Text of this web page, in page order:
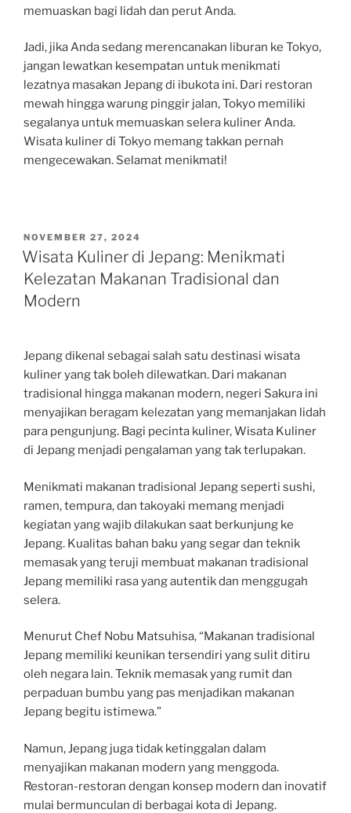
memuaskan bagi lidah dan perut Anda.
Jadi, jika Anda sedang merencanakan liburan ke Tokyo,
jangan lewatkan kesempatan untuk menikmati
lezatnya masakan Jepang di ibukota ini. Dari restoran
mewah hingga warung pinggir jalan, Tokyo memiliki
segalanya untuk memuaskan selera kuliner Anda.
Wisata kuliner di Tokyo memang takkan pernah
mengecewakan. Selamat menikmati!
POSTED
ON
NOVEMBER 27, 2024
Wisata Kuliner di Jepang: Menikmati
Kelezatan Makanan Tradisional dan
Modern
Jepang dikenal sebagai salah satu destinasi wisata
kuliner yang tak boleh dilewatkan. Dari makanan
tradisional hingga makanan modern, negeri Sakura ini
menyajikan beragam kelezatan yang memanjakan lidah
para pengunjung. Bagi pecinta kuliner, Wisata Kuliner
di Jepang menjadi pengalaman yang tak terlupakan.
Menikmati makanan tradisional Jepang seperti sushi,
ramen, tempura, dan takoyaki memang menjadi
kegiatan yang wajib dilakukan saat berkunjung ke
Jepang. Kualitas bahan baku yang segar dan teknik
memasak yang teruji membuat makanan tradisional
Jepang memiliki rasa yang autentik dan menggugah
selera.
Menurut Chef Nobu Matsuhisa, “Makanan tradisional
Jepang memiliki keunikan tersendiri yang sulit ditiru
oleh negara lain. Teknik memasak yang rumit dan
perpaduan bumbu yang pas menjadikan makanan
Jepang begitu istimewa.”
Namun, Jepang juga tidak ketinggalan dalam
menyajikan makanan modern yang menggoda.
Restoran-restoran dengan konsep modern dan inovatif
mulai bermunculan di berbagai kota di Jepang.